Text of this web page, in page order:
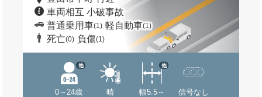
車両相互 小破事故
普通乗用車(1) 軽自動車(1)
死亡(0) 負傷(1)
0～24歳
他
晴 幅5.5～
他
信号なし